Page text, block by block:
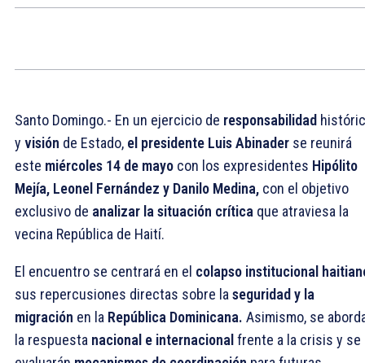
Santo Domingo.- En un ejercicio de responsabilidad
y visión de Estado, el presidente Luis Abinader se reunirá
este miércoles 14 de mayo con los expresidentes Hipólito
Mejía, Leonel Fernández y Danilo Medina, con el objetivo
exclusivo de analizar la situación crítica que atraviesa la
vecina República de Haití.
El encuentro se centrará en el colapso institucional
sus repercusiones directas sobre la seguridad y la
migración en la República Dominicana. Asimismo, se
la respuesta nacional e internacionalfrente a la crisis y se